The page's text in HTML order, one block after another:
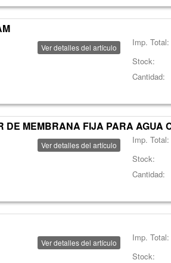
Ver detalles del artículo Imp. Total:
Stock:
Cantidad:
DE MEMBRANA FIJA PARA AGUA
Ver detalles del artículo Imp. Total:
Stock:
Cantidad:
Ver detalles del artículo Imp. Total:
Stock: